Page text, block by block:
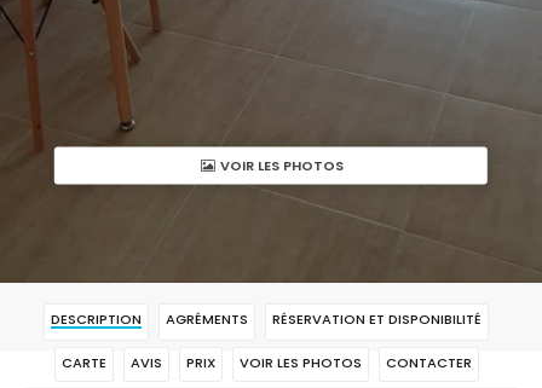
VOIR LES PHOTOS
DESCRIPTION AGRÉMENTS RÉSERVATION ET DISPONIBILITÉ
CARTE AVIS PRIX VOIR LES PHOTOS CONTACTER